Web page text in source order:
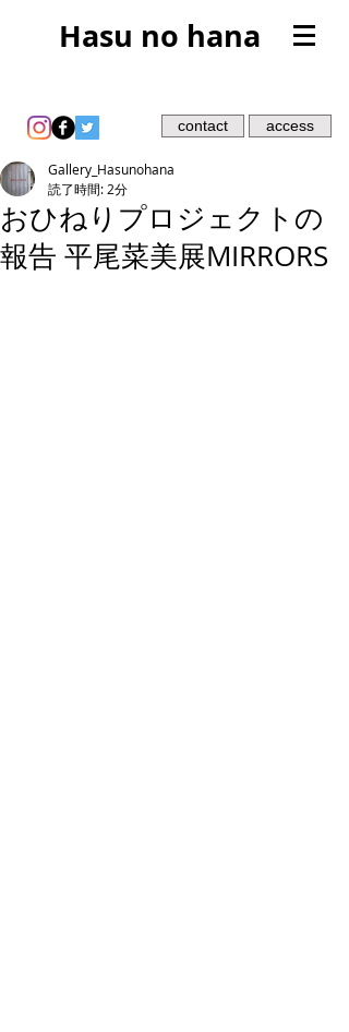
Hasu no hana
contact access
おひねりプロジェクトの
報告 平尾菜美展MIRRORS
Gallery_Hasunohana
読了時間: 2分